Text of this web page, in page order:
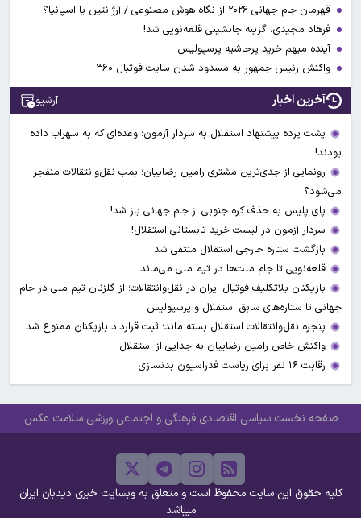
قهرمان جام جهانی ۲۰۲۶ از نگاه هوش مصنوعی / آرژانتین یا اسپانیا؟
فرهاد مجیدی، گزینه جانشینی قلعه‌نویی شد!
آینده مبهم خرید پرحاشیه پرسپولیس
واکنش رئیس جمهور به مسدود شدن سایت فوتبال ۳۶۰
آخرین اخبار آرشیو
پشت پرده پیشنهاد استقلال به سردار آزمون؛ وعده‌ای که به سهراب داده
بودند!
رونمایی از جدی‌ترین مشتری رامین رضاییان؛ بمب نقل‌وانتقالات منفجر
می‌شود؟
پای پلیس به حذف کره جنوبی از جام جهانی باز شد!
سردار آزمون در لیست خرید تابستانی استقلال!
بازگشت ستاره خارجی استقلال منتفی شد
قلعه‌نویی تا جام ملت‌ها در تیم ملی می‌ماند
بازیکنان بلاتکلیف فوتبال ایران در نقل‌وانتقالات؛ از گلزنان تیم ملی در جام
جهانی تا ستاره‌های سابق استقلال و پرسپولیس
پنجره نقل‌وانتقالات استقلال بسته ماند؛ ثبت قرارداد بازیکنان ممنوع شد
واکنش خاص رامین رضاییان به جدایی از استقلال
رقابت ۱۶ نفر برای ریاست فدراسیون بدنسازی
صفحه نخست سیاسی اقتصادی فرهنگی و اجتماعی ورزشی سلامت عکس
کلیه حقوق این سایت محفوظ است و متعلق به وبسایت خبری دیدبان ایران
میباشد